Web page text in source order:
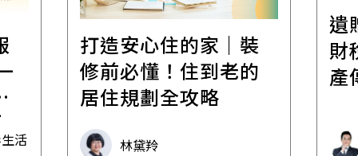
活
打造安心住的家｜裝
修前必懂！住到老的
居住規劃全攻略
林黛羚
遺
財
產